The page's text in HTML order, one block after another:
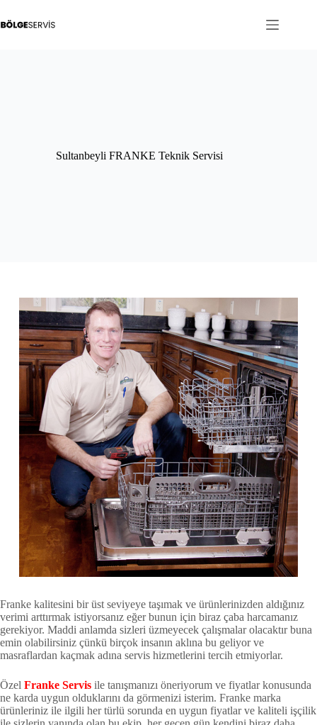
content
Sultanbeyli FRANKE Teknik Servisi
Franke kalitesini bir üst seviyeye taşımak ve ürünlerinizden aldığınız
verimi arttırmak istiyorsanız eğer bunun için biraz çaba harcamanız
gerekiyor. Maddi anlamda sizleri üzmeyecek çalışmalar olacaktır buna
emin olabilirsiniz çünkü birçok insanın aklına bu geliyor ve
masraflardan kaçmak adına servis hizmetlerini tercih etmiyorlar.
Özel Franke Servis ile tanışmanızı öneriyorum ve fiyatlar konusunda
ne karda uygun olduklarını da görmenizi isterim. Franke marka
ürünleriniz ile ilgili her türlü sorunda en uygun fiyatlar ve kaliteli işçilik